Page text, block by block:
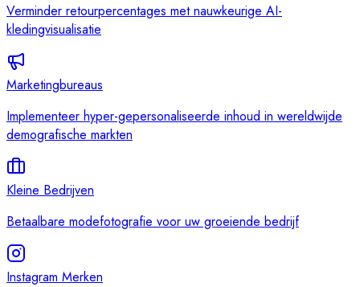
Verminder retourpercentages met nauwkeurige AI-
kledingvisualisatie
Marketingbureaus
Implementeer hyper-gepersonaliseerde inhoud in wereldwijde
demografische markten
Kleine Bedrijven
Betaalbare modefotografie voor uw groeiende bedrijf
Instagram Merken